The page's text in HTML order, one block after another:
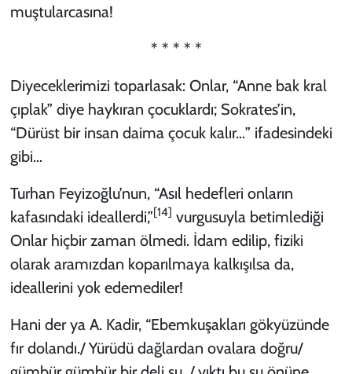
muştularcasına!
* * * * *
Diyeceklerimizi toparlasak: Onlar, “Anne bak kral
çıplak” diye haykıran çocuklardı; Sokrates’in,
“Dürüst bir insan daima çocuk kalır…” ifadesindeki
gibi…
Turhan Feyizoğlu’nun, “Asıl hedefleri onların
kafasındaki ideallerdi,”[14] vurgusuyla betimlediği
Onlar hiçbir zaman ölmedi. İdam edilip, fiziki
olarak aramızdan koparılmaya kalkışılsa da,
ideallerini yok edemediler!
Hani der ya A. Kadir, “Ebemkuşakları gökyüzünde
fır dolandı./ Yürüdü dağlardan ovalara doğru/